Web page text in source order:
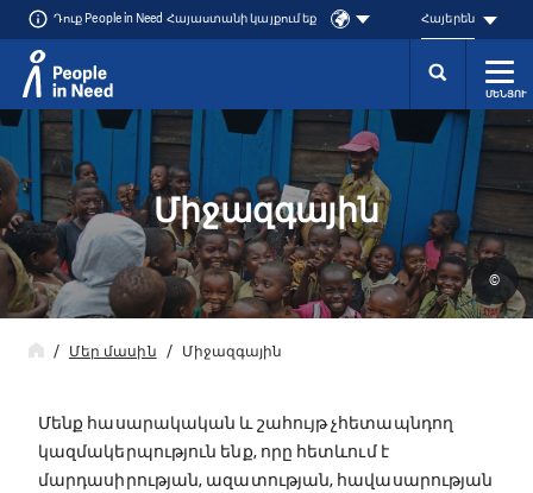
Přeskočit na obsah
Դուք People in Need Հայաստանի կայքում եք Հայերեն
ՄԵՆՅՈՒ
Միջազգային
©
Մեր մասին Միջազգային
Մենք հասարակական և շահույթ չհետապնդող
կազմակերպություն ենք, որը հետևում է
մարդասիրության, ազատության, հավասարության